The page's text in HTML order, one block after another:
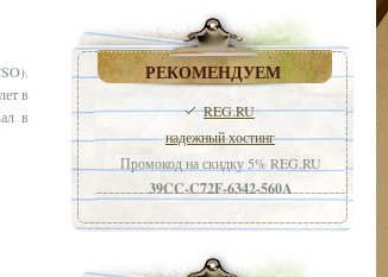
в
в
РЕКОМЕНДУЕМ
REG.RU
надежный хостинг
Промокод на скидку 5% REG.RU
39CC-C72F-6342-560A